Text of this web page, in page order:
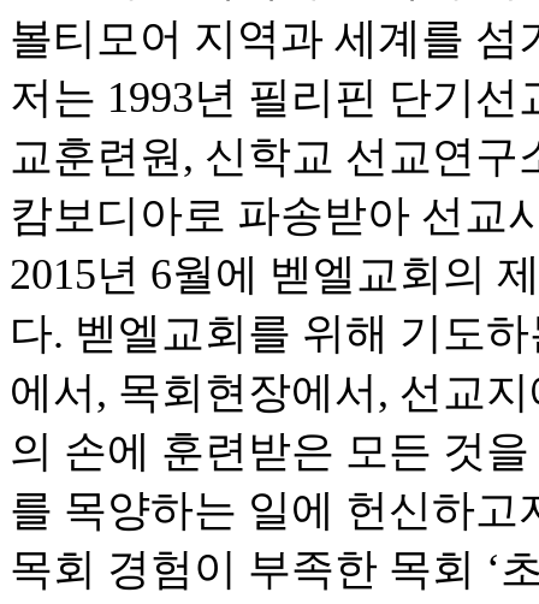
볼티모어 지역과 세계를
저는 1993년 필리핀 단기
교훈련원, 신학교 선교연구
캄보디아로 파송받아 선교
2015년 6월에 벧엘교회의
다. 벧엘교회를 위해 기도
에서, 목회현장에서, 선교
의 손에 훈련받은 모든 것
를 목양하는 일에 헌신하
목회 경험이 부족한 목회 ‘